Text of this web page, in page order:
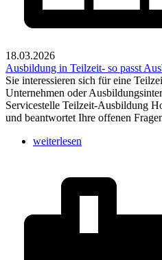
18.03.2026
Ausbildung in Teilzeit- so passt
Sie interessieren sich für eine
Unternehmen oder
Servicestelle Teilzeit-Ausbildung
und beantwortet Ihre offenen
weiterlesen